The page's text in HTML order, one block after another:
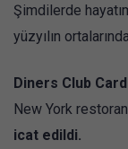
Şimdilerde
yüzyılın
Diners Club Card
New York
icat edildi.